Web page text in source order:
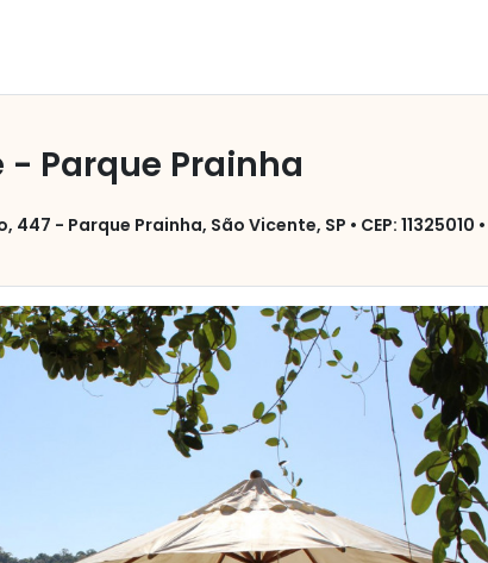
- Parque Prainha
- Parque Prainha, São Vicente, SP • CEP: 11325010 •